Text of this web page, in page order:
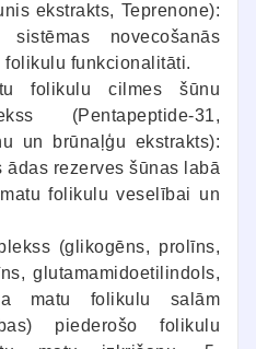
ekstrakts, Teprenone):
novecošanās
funkcionalitāti.
folikulu cilmes šūnu
(Pentapeptide-31,
un brūnaļģu ekstrakts):
rezerves šūnas labā
folikulu veselībai un
(glikogēns, prolīns,
glutamamidoetilindols,
matu folikulu salām
piederošo folikulu